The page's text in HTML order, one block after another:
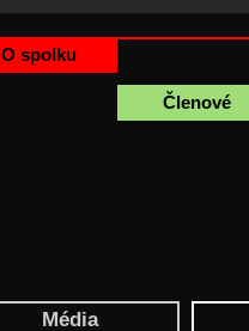
O spolku
Členové
Média